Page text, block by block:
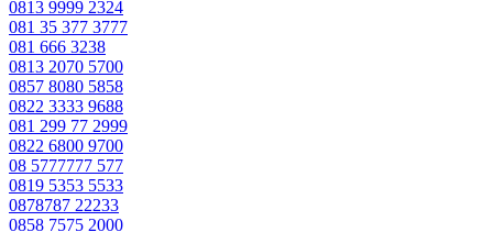
0813 9999 2324
081 35 377 3777
081 666 3238
0813 2070 5700
0857 8080 5858
0822 3333 9688
081 299 77 2999
0822 6800 9700
08 5777777 577
0819 5353 5533
0878787 22233
0858 7575 2000